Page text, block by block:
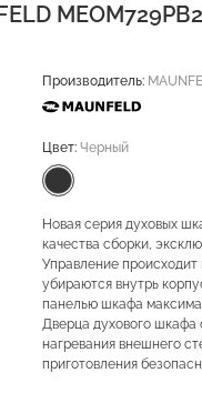
Производитель:
Цвет: Черный
Новая серия духовых
качества сборки,
Управление
убираются внутрь
панелью шкафа
Дверца духового шкафа
нагревания внешнего
приготовления